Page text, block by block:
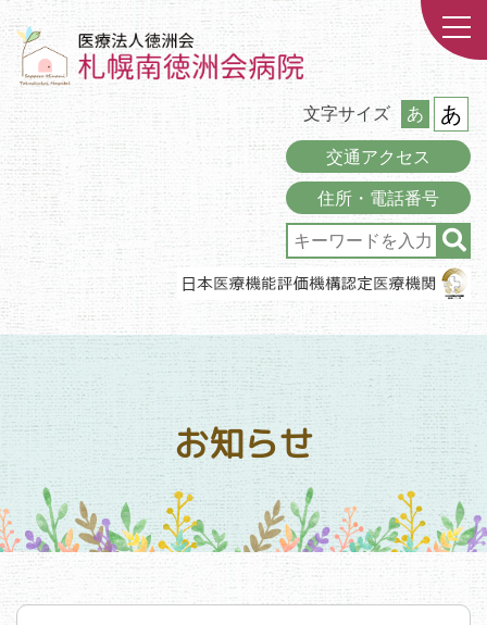
文字サイズ あ あ
交通アクセス
住所・電話番号
お知らせ